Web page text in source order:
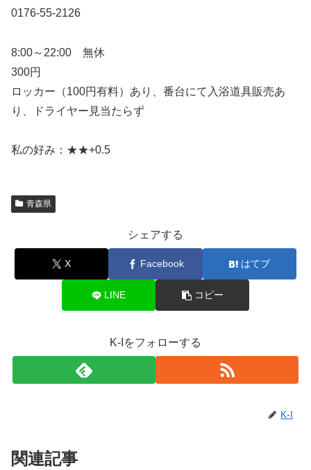
0176-55-2126
8:00～22:00 無休
300円
ロッカー（100円有料）あり、番台にて入浴道具販売あ
り、ドライヤー見当たらず
私の好み：★★+0.5
青森県
シェアする
X Facebook はてブ
LINE コピー
K-Iをフォローする
K-I
関連記事